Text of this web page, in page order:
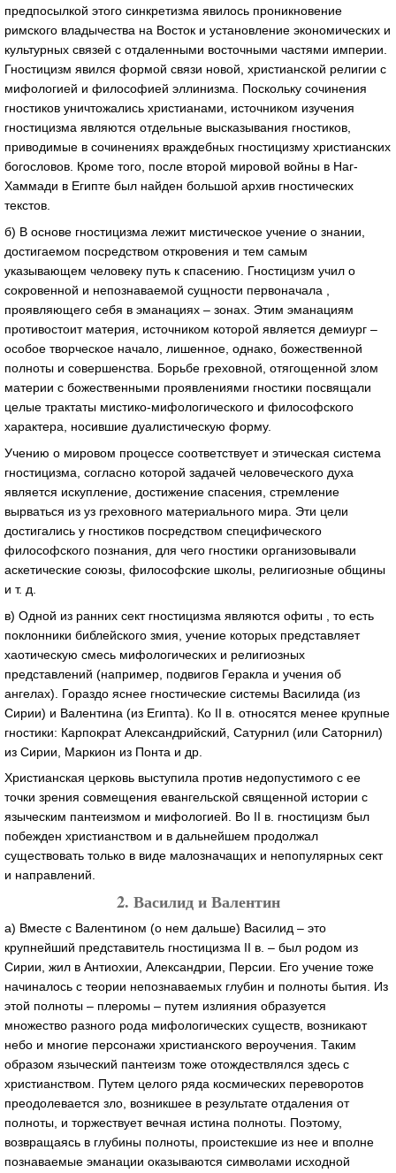
предпосылкой этого синкретизма явилось проникновение
римского владычества на Восток и установление экономических и
культурных связей с отдаленными восточными частями империи.
Гностицизм явился формой связи новой, христианской религии с
мифологией и философией эллинизма. Поскольку сочинения
гностиков уничтожались христианами, источником изучения
гностицизма являются отдельные высказывания гностиков,
приводимые в сочинениях враждебных гностицизму христианских
богословов. Кроме того, после второй мировой войны в Наг-
Хаммади в Египте был найден большой архив гностических
текстов.
б) В основе гностицизма лежит мистическое учение о знании,
достигаемом посредством откровения и тем самым
указывающем человеку путь к спасению. Гностицизм учил о
сокровенной и непознаваемой сущности первоначала ,
проявляющего себя в эманациях – зонах. Этим эманациям
противостоит материя, источником которой является демиург –
особое творческое начало, лишенное, однако, божественной
полноты и совершенства. Борьбе греховной, отягощенной злом
материи с божественными проявлениями гностики посвящали
целые трактаты мистико-мифологического и философского
характера, носившие дуалистическую форму.
Учению о мировом процессе соответствует и этическая система
гностицизма, согласно которой задачей человеческого духа
является искупление, достижение спасения, стремление
вырваться из уз греховного материального мира. Эти цели
достигались у гностиков посредством специфического
философского познания, для чего гностики организовывали
аскетические союзы, философские школы, религиозные общины
и т. д.
в) Одной из ранних сект гностицизма являются офиты , то есть
поклонники библейского змия, учение которых представляет
хаотическую смесь мифологических и религиозных
представлений (например, подвигов Геракла и учения об
ангелах). Гораздо яснее гностические системы Василида (из
Сирии) и Валентина (из Египта). Ко II в. относятся менее крупные
гностики: Карпократ Александрийский, Сатурнил (или Саторнил)
из Сирии, Маркион из Понта и др.
Христианская церковь выступила против недопустимого с ее
точки зрения совмещения евангельской священной истории с
языческим пантеизмом и мифологией. Во II в. гностицизм был
побежден христианством и в дальнейшем продолжал
существовать только в виде малозначащих и непопулярных сект
и направлений.
2. Василид и Валентин
а) Вместе с Валентином (о нем дальше) Василид – это
крупнейший представитель гностицизма II в. – был родом из
Сирии, жил в Антиохии, Александрии, Персии. Его учение тоже
начиналось с теории непознаваемых глубин и полноты бытия. Из
этой полноты – плеромы – путем излияния образуется
множество разного рода мифологических существ, возникают
небо и многие персонажи христианского вероучения. Таким
образом языческий пантеизм тоже отождествлялся здесь с
христианством. Путем целого ряда космических переворотов
преодолевается зло, возникшее в результате отдаления от
полноты, и торжествует вечная истина полноты. Поэтому,
возвращаясь в глубины полноты, проистекшие из нее и вполне
познаваемые эманации оказываются символами исходной